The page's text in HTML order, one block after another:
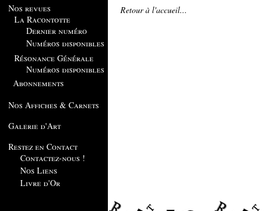
Nos revues
La Racontotte
Dernier numéro
Numéros disponibles
Résonance Générale
Numéros disponibles
Abonnements
Nos Affiches & Carnets
Galerie d'Art
Restez en Contact
Contactez-nous !
Nos Liens
Livre d'Or
Retour à l'accueil...